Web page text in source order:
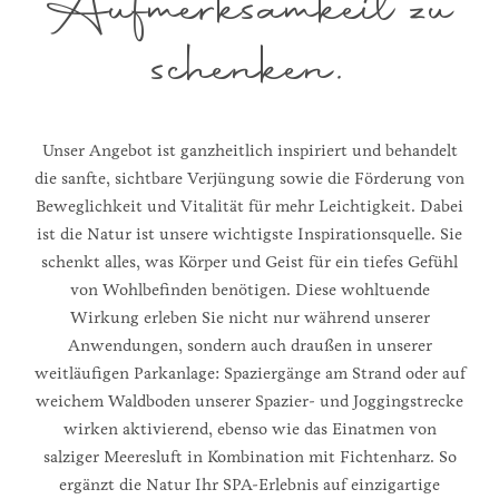
schenken.
Unser Angebot ist ganzheitlich inspiriert und behandelt
die sanfte, sichtbare Verjüngung sowie die Förderung von
Beweglichkeit und Vitalität für mehr Leichtigkeit. Dabei
ist die Natur ist unsere wichtigste Inspirationsquelle. Sie
schenkt alles, was Körper und Geist für ein tiefes Gefühl
von Wohlbefinden benötigen. Diese wohltuende
Wirkung erleben Sie nicht nur während unserer
Anwendungen, sondern auch draußen in unserer
weitläufigen Parkanlage: Spaziergänge am Strand oder auf
weichem Waldboden unserer Spazier- und Joggingstrecke
wirken aktivierend, ebenso wie das Einatmen von
salziger Meeresluft in Kombination mit Fichtenharz. So
ergänzt die Natur Ihr SPA-Erlebnis auf einzigartige